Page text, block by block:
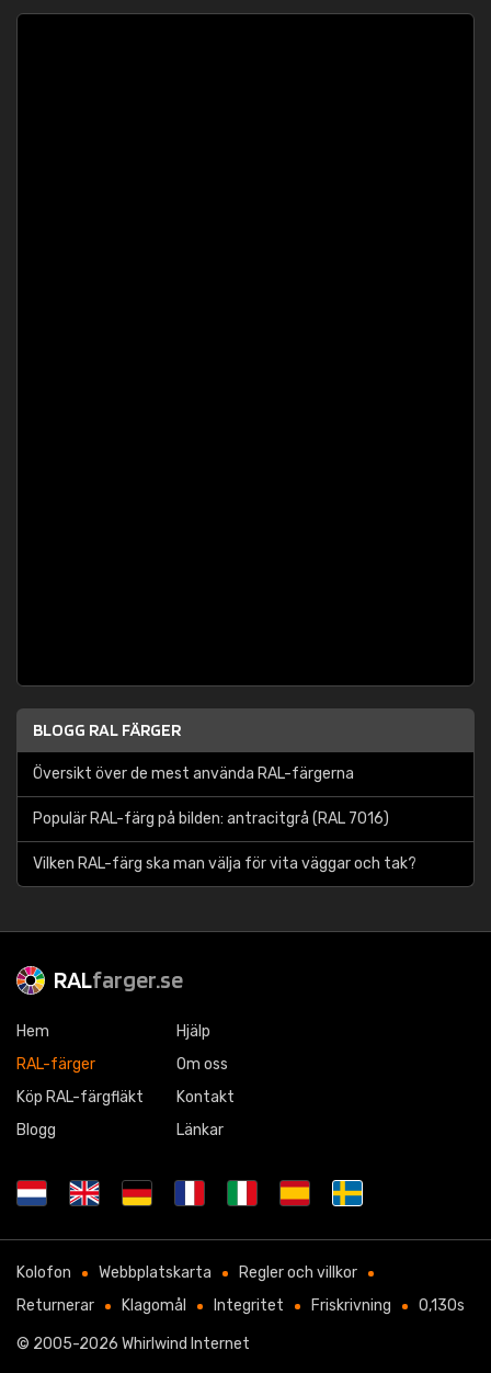
BLOGG RAL FÄRGER
Översikt över de mest använda RAL-färgerna
Populär RAL-färg på bilden: antracitgrå (RAL 7016)
Vilken RAL-färg ska man välja för vita väggar och tak?
RALfarger.se
Hem
RAL-färger
Köp RAL-färgfläkt
Blogg
Hjälp
Om oss
Kontakt
Länkar
Kolofon Webbplatskarta
Regler och villkor
Returnerar
Klagomål Integritet Friskrivning 0,130s
© 2005-2026 Whirlwind Internet